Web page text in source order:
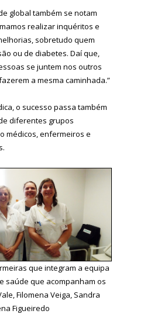
global também se notam
realizar inquéritos e
sobretudo quem
ou de diabetes. Daí que,
se juntem nos outros
a mesma caminhada.”
o sucesso passa também
diferentes grupos
médicos, enfermeiros e
que integram a equipa
saúde que acompanham os
Filomena Veiga, Sandra
Figueiredo